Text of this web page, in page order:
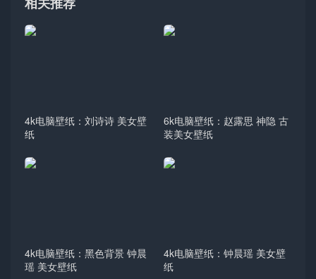
4k电脑壁纸：刘诗诗 美女壁
纸
6k电脑壁纸：赵露思 神隐 古
装美女壁纸
4k电脑壁纸：黑色背景 钟晨
瑶 美女壁纸
4k电脑壁纸：钟晨瑶 美女壁
纸